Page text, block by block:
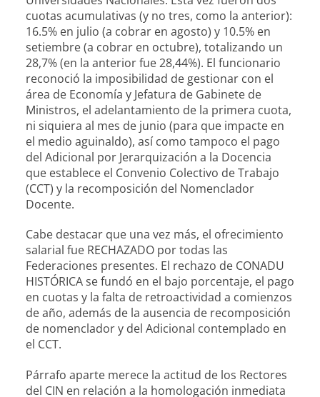
cuotas acumulativas (y no tres, como la anterior):
16.5% en julio (a cobrar en agosto) y 10.5% en
setiembre (a cobrar en octubre), totalizando un
28,7% (en la anterior fue 28,44%). El funcionario
reconoció la imposibilidad de gestionar con el
área de Economía y Jefatura de Gabinete de
Ministros, el adelantamiento de la primera cuota,
ni siquiera al mes de junio (para que impacte en
el medio aguinaldo), así como tampoco el pago
del Adicional por Jerarquización a la Docencia
que establece el Convenio Colectivo de Trabajo
(CCT) y la recomposición del Nomenclador
Docente.
Cabe destacar que una vez más, el ofrecimiento
salarial fue RECHAZADO por todas las
Federaciones presentes. El rechazo de CONADU
HISTÓRICA se fundó en el bajo porcentaje, el pago
en cuotas y la falta de retroactividad a comienzos
de año, además de la ausencia de recomposición
de nomenclador y del Adicional contemplado en
el CCT.
Párrafo aparte merece la actitud de los Rectores
del CIN en relación a la homologación inmediata